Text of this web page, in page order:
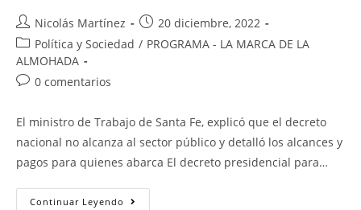
Nicolás Martínez
20 diciembre, 2022
Política y Sociedad / PROGRAMA - LA MARCA DE LA
ALMOHADA
0 comentarios
El ministro de Trabajo de Santa Fe, explicó que el decreto
nacional no alcanza al sector público y detalló los alcances y
pagos para quienes abarca El decreto presidencial para…
Continuar Leyendo